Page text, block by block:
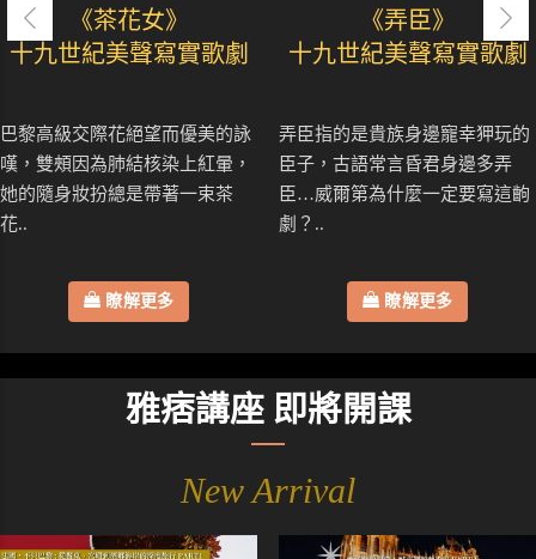
《茶花女》
十九世紀美聲寫實歌劇
巴黎高級交際花絕望而優美的詠
嘆，雙頰因為肺結核染上紅暈，
她的隨身妝扮總是帶著一束茶
花..
瞭解更多
《弄臣》
十九世紀美聲寫實歌劇
弄臣指的是貴族身邊寵幸狎玩的
臣子，古語常言昏君身邊多弄
臣…威爾第為什麼一定要寫這齣
劇？..
瞭解更多
雅痞講座 即將開課
New Arrival